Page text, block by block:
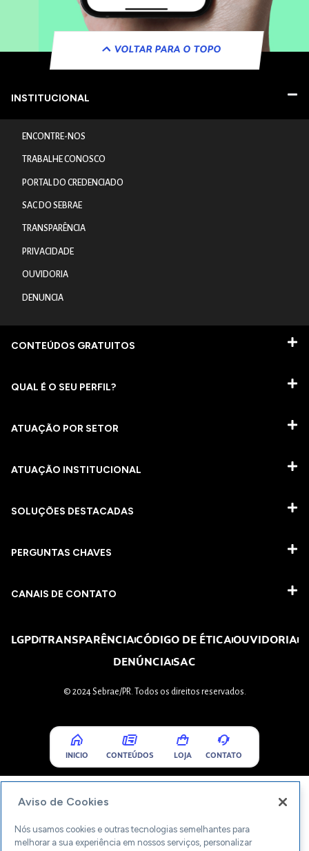
VOLTAR PARA O TOPO
INSTITUCIONAL
ENCONTRE-NOS
TRABALHE CONOSCO
PORTAL DO CREDENCIADO
SAC DO SEBRAE
TRANSPARÊNCIA
PRIVACIDADE
OUVIDORIA
DENUNCIA
CONTEÚDOS GRATUITOS
QUAL É O SEU PERFIL?
ATUAÇÃO POR SETOR
ATUAÇÃO INSTITUCIONAL
SOLUÇÕES DESTACADAS
PERGUNTAS CHAVES​
CANAIS DE CONTATO
LGPDTRANSPARÊNCIACÓDIGO DE ÉTICAOUVIDORIA
DENÚNCIASAC
© 2024 Sebrae/PR. Todos os direitos reservados.
INICIO CONTEÚDOS LOJA CONTATO
Aviso de Cookies
Nós usamos cookies e outras tecnologias semelhantes para
melhorar a sua experiência em nossos serviços, personalizar